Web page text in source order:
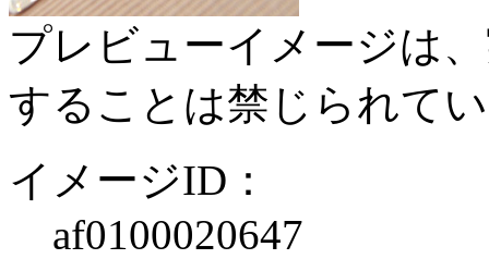
プレビューイメージは
することは禁じられて
イメージID：
af0100020647